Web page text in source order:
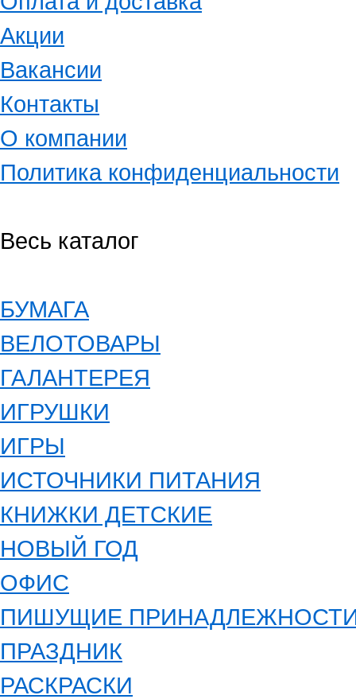
Акции
Вакансии
Контакты
О компании
Политика конфиденциальности
Весь каталог
БУМАГА
ВЕЛОТОВАРЫ
ГАЛАНТЕРЕЯ
ИГРУШКИ
ИГРЫ
ИСТОЧНИКИ ПИТАНИЯ
КНИЖКИ ДЕТСКИЕ
НОВЫЙ ГОД
ОФИС
ПИШУЩИЕ
ПРАЗДНИК
РАСКРАСКИ